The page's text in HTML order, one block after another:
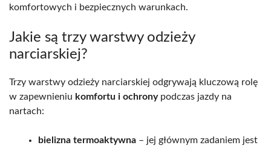
komfortowych i bezpiecznych warunkach.
Jakie są trzy warstwy odzieży
narciarskiej?
Trzy warstwy odzieży narciarskiej odgrywają kluczową rolę
w zapewnieniu komfortu i ochronypodczas jazdy na
nartach:
bielizna termoaktywna – jej głównym zadaniem jest